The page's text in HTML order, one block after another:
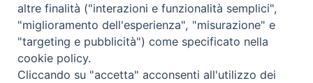
Contatti
altre finalità ("interazioni e funzionalità semplici",
"miglioramento dell'esperienza", "misurazione" e
"targeting e pubblicità") come specificato nella
cookie policy.
Cliccando su "accetta" acconsenti all'utilizzo dei